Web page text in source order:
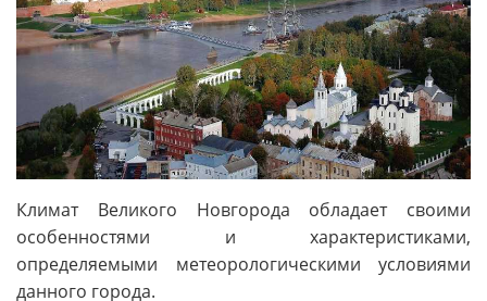
Климат Великого Новгорода обладает своими
особенностями и характеристиками,
определяемыми метеорологическими условиями
данного города.